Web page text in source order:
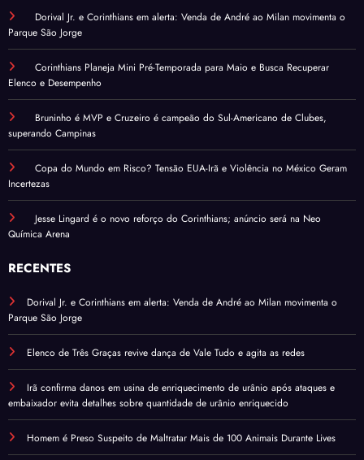
Dorival Jr. e Corinthians em alerta: Venda de André ao Milan movimenta o
Parque São Jorge
Corinthians Planeja Mini Pré-Temporada para Maio e Busca Recuperar
Elenco e Desempenho
Bruninho é MVP e Cruzeiro é campeão do Sul-Americano de Clubes,
superando Campinas
Copa do Mundo em Risco? Tensão EUA-Irã e Violência no México Geram
Incertezas
Jesse Lingard é o novo reforço do Corinthians; anúncio será na Neo
Química Arena
RECENTES
Dorival Jr. e Corinthians em alerta: Venda de André ao Milan movimenta o
Parque São Jorge
Elenco de Três Graças revive dança de Vale Tudo e agita as redes
Irã confirma danos em usina de enriquecimento de urânio após ataques e
embaixador evita detalhes sobre quantidade de urânio enriquecido
Homem é Preso Suspeito de Maltratar Mais de 100 Animais Durante Lives